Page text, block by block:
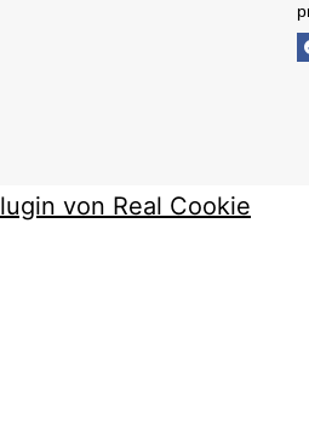
von Real Cookie